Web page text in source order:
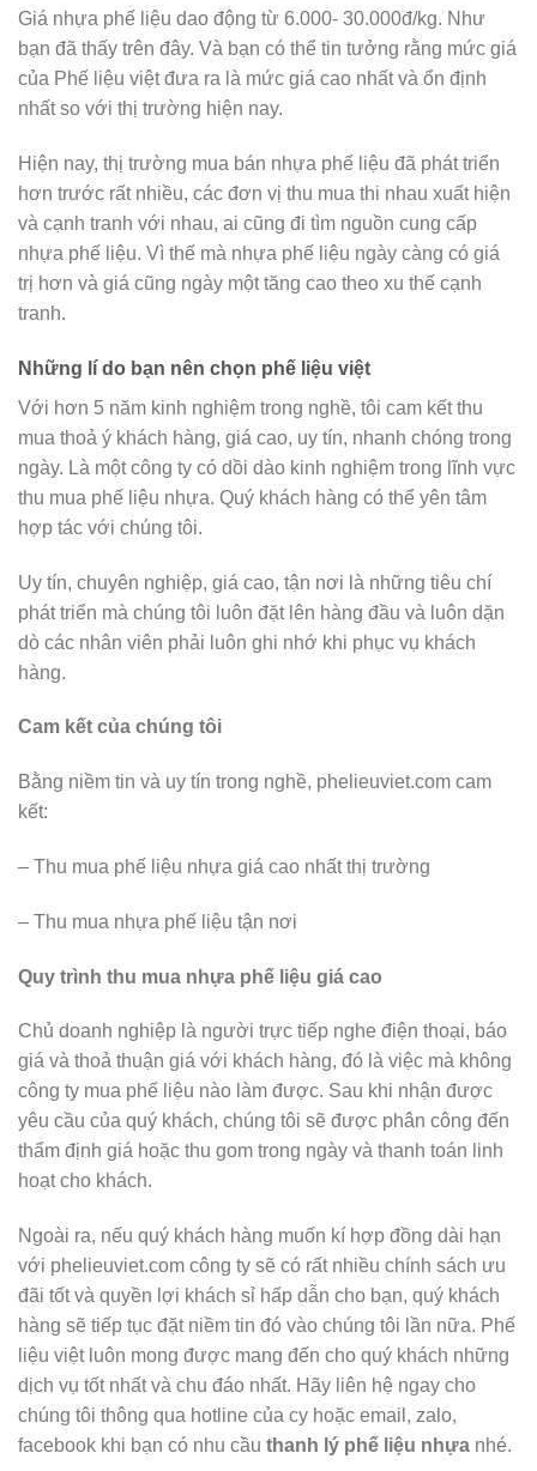
Giá nhựa phế liệu dao động từ 6.000- 30.000đ/kg. Như
bạn đã thấy trên đây. Và bạn có thể tin tưởng rằng mức giá
của Phế liệu việt đưa ra là mức giá cao nhất và ổn định
nhất so với thị trường hiện nay.
Hiện nay, thị trường mua bán nhựa phế liệu đã phát triển
hơn trước rất nhiều, các đơn vị thu mua thi nhau xuất hiện
và cạnh tranh với nhau, ai cũng đi tìm nguồn cung cấp
nhựa phế liệu. Vì thế mà nhựa phế liệu ngày càng có giá
trị hơn và giá cũng ngày một tăng cao theo xu thế cạnh
tranh.
Những lí do bạn nên chọn phế liệu việt
Với hơn 5 năm kinh nghiệm trong nghề, tôi cam kết thu
mua thoả ý khách hàng, giá cao, uy tín, nhanh chóng trong
ngày. Là một công ty có dồi dào kinh nghiệm trong lĩnh vực
thu mua phế liệu nhựa. Quý khách hàng có thể yên tâm
hợp tác với chúng tôi.
Uy tín, chuyên nghiệp, giá cao, tận nơi là những tiêu chí
phát triển mà chúng tôi luôn đặt lên hàng đầu và luôn dặn
dò các nhân viên phải luôn ghi nhớ khi phục vụ khách
hàng.
Cam kết của chúng tôi
Bằng niềm tin và uy tín trong nghề, phelieuviet.com cam
kết:
– Thu mua phế liệu nhựa giá cao nhất thị trường
– Thu mua nhựa phế liệu tận nơi
Quy trình thu mua nhựa phế liệu giá cao
Chủ doanh nghiệp là người trực tiếp nghe điện thoại, báo
giá và thoả thuận giá với khách hàng, đó là việc mà không
công ty mua phế liệu nào làm được. Sau khi nhận được
yêu cầu của quý khách, chúng tôi sẽ được phân công đến
thẩm định giá hoặc thu gom trong ngày và thanh toán linh
hoạt cho khách.
Ngoài ra, nếu quý khách hàng muốn kí hợp đồng dài hạn
với phelieuviet.com công ty sẽ có rất nhiều chính sách ưu
đãi tốt và quyền lợi khách sỉ hấp dẫn cho bạn, quý khách
hàng sẽ tiếp tục đặt niềm tin đó vào chúng tôi lần nữa. Phế
liệu việt luôn mong được mang đến cho quý khách những
dịch vụ tốt nhất và chu đáo nhất. Hãy liên hệ ngay cho
chúng tôi thông qua hotline của cy hoặc email, zalo,
facebook khi bạn có nhu cầu thanh lý phế liệu nhựa nhé.